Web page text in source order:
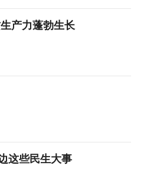
产力蓬勃生长
这些民生大事